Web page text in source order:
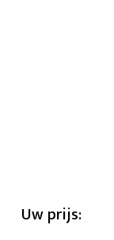
Uw prijs: